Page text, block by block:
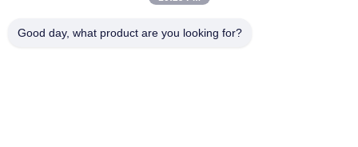
Good day, what product are you looking for?